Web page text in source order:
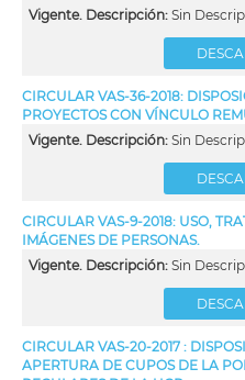
Vigente. Descripción: Sin
CIRCULAR VAS-36-2018:
PROYECTOS CON VÍNCULO
Vigente. Descripción: Sin
CIRCULAR VAS-9-2018: USO,
IMÁGENES DE PERSONAS.
Vigente. Descripción: Sin
CIRCULAR VAS-20-2017 :
APERTURA DE CUPOS DE LA